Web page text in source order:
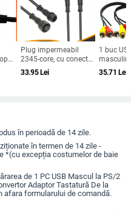
Plug impermeabil
2345-core, cu conector
LED masculin/feminin,
cablu negru pentru
33.95Lei
1 buc
masculin
mamă
35.71 Lei
în perioadă de 14 zile.
în termen de 14 zile -
*(cu excepția costumelor de baie
de 1 PC USB Mascul la PS/2
Adaptor Tastatură De la
afara formularului de comandă.